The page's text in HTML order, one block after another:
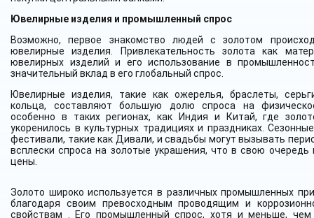
Ювелирные изделия и промышленный спрос
Возможно, первое знакомство людей с золотом
ювелирные изделия. Привлекательность золота как
ювелирных изделий и его использование в
значительный вклад в его глобальный спрос.
Ювелирные изделия, такие как ожерелья, браслеты,
кольца, составляют большую долю спроса на
особенно в таких регионах, как Индия и Китай, где
укоренилось в культурных традициях и праздниках.
фестивали, такие как Дивали, и свадьбы могут вызывать
всплески спроса на золотые украшения, что в свою очередь
цены.
Золото широко используется в различных промышленных
благодаря своим превосходным проводящим и
свойствам . Его промышленный спрос, хотя и меньше,